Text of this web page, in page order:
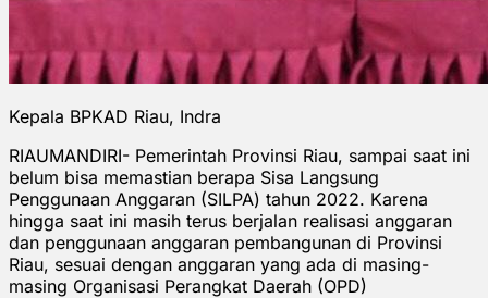
Kepala BPKAD Riau, Indra
RIAUMANDIRI- Pemerintah Provinsi Riau, sampai saat ini
belum bisa memastian berapa Sisa Langsung
Penggunaan Anggaran (SILPA) tahun 2022. Karena
hingga saat ini masih terus berjalan realisasi anggaran
dan penggunaan anggaran pembangunan di Provinsi
Riau, sesuai dengan anggaran yang ada di masing-
masing Organisasi Perangkat Daerah (OPD)